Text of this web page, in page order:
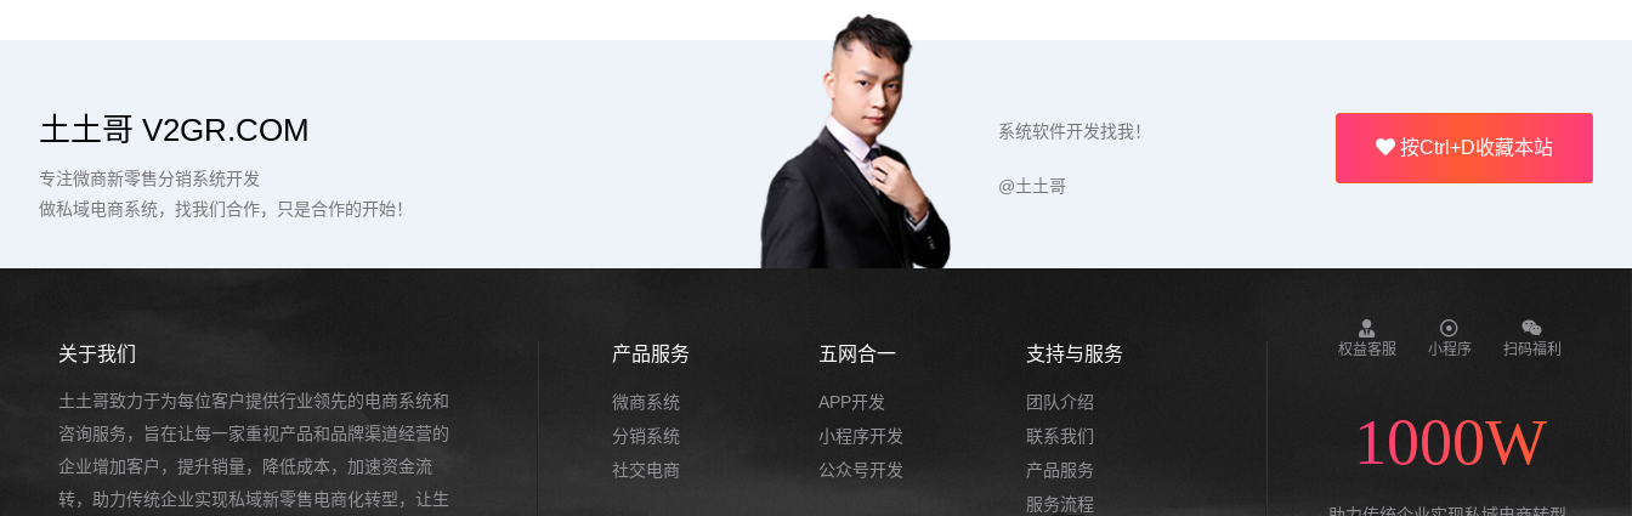
土土哥 V2GR.COM
专注微商新零售分销系统开发
做私域电商系统，找我们合作，只是合作的开始！
按Ctrl+D收藏本站
系统软件开发找我！
@土土哥
关于我们
土土哥致力于为每位客户提供行业领先的电商系统和
咨询服务，旨在让每一家重视产品和品牌渠道经营的
企业增加客户，提升销量，降低成本，加速资金流
转，助力传统企业实现私域新零售电商化转型，让生
产品服务
微商系统
分销系统
社交电商
五网合一
APP开发
小程序开发
公众号开发
支持与服务
团队介绍
联系我们
产品服务
服务流程
权益客服 小程序 扫码福利
1000W